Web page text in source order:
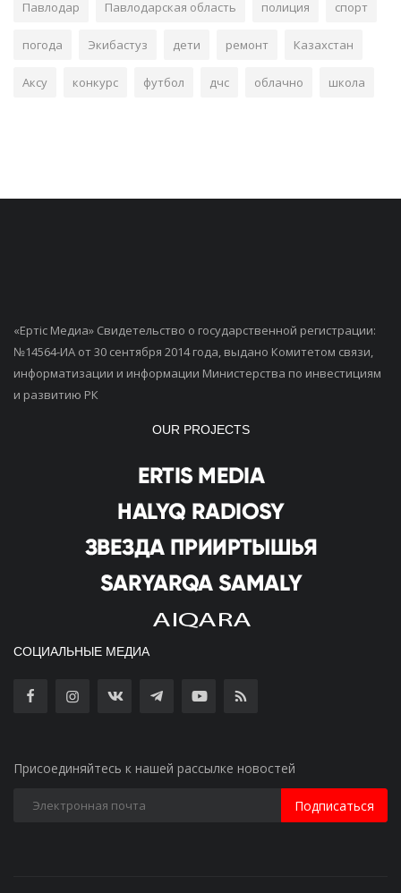
Павлодар Павлодарская область полиция спорт
погода Экибастуз дети ремонт Казахстан
Аксу конкурс футбол дчс облачно школа
«Ертiс Медиа» Свидетельство о государственной регистрации:
№14564-ИА от 30 сентября 2014 года, выдано Комитетом связи,
информатизации и информации Министерства по инвестициям
и развитию РК
OUR PROJECTS
СОЦИАЛЬНЫЕ МЕДИА
Присоединяйтесь к нашей рассылке новостей
Подписаться